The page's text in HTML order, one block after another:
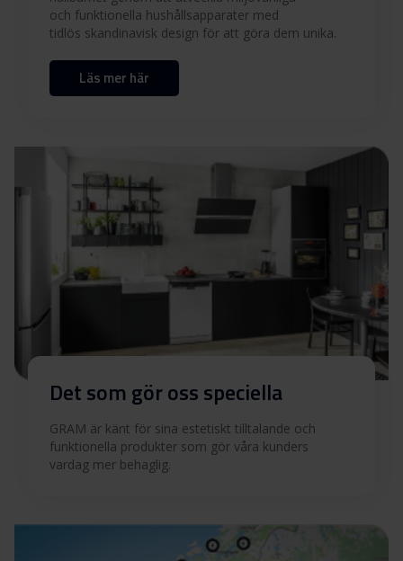
och funktionella hushållsapparater med
tidlös skandinavisk design för att göra dem unika.
Läs mer här
Det som gör oss speciella
GRAM är känt för sina estetiskt tilltalande och
funktionella produkter som gör våra kunders
vardag mer behaglig.